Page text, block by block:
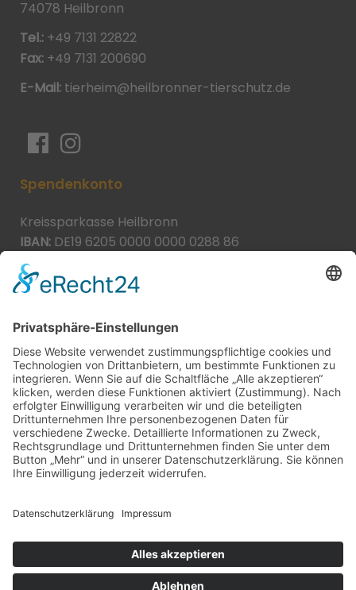
74078 Heilbronn
Tel.: +49 7131 22822
Fax: +49 7131 200690
E-Mail: tierheim@heilbronner-tierschutz.de
Spendenkonto
Kreissparkasse Heilbronn
IBAN: DE19 6205 0000 0000 0288 86
BIC:
Spende direkt via PayPal
JETZT SPENDEN
paypal@heilbronner-tierschutz.de
© 2021Systemhaus JOAM